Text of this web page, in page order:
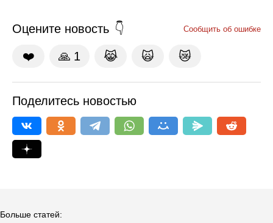
Оцените новость Сообщить об ошибке
❤️ 🙏 1 😹 🙀 😿
Поделитесь новостью
Больше статей: